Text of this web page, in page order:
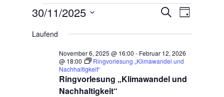
Veranstaltungen
November
2025
und
Ansichten,
Navigation
SucheTag
30/11/2025
wählen.
Laufend
Ringvorlesung „Klimawandel und
Nachhaltigkeit“
November 6, 2025 @ 16:00 - Februar 12, 2026
@ 18:00
Ringvorlesung „Klimawandel und
Nachhaltigkeit“